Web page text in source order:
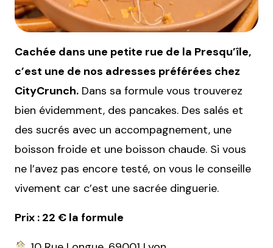
Cachée dans une petite rue de la Presqu’île,
c’est une de nos adresses préférées chez
CityCrunch. Dans sa formule vous trouverez
bien évidemment, des pancakes. Des salés et
des sucrés avec un accompagnement, une
boisson froide et une boisson chaude. Si vous
ne l’avez pas encore testé, on vous le conseille
vivement car c’est une sacrée dinguerie.
Prix : 22 € la formule